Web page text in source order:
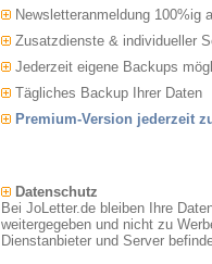
Newsletteranmeldung 100%ig
Zusatzdienste & individueller
Jederzeit eigene Backups
Tägliches Backup Ihrer Daten
Premium-Version jederzeit
Datenschutz
Bei JoLetter.de bleiben Ihre
weitergegeben und nicht zu
Dienstanbieter und Server